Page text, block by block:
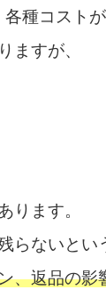
種コスト
ますが、
ります。
らないとい
、返品の影